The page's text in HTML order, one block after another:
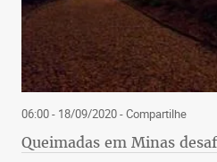
06:00 - 18/09/2020- Compartilhe
Queimadas em Minas